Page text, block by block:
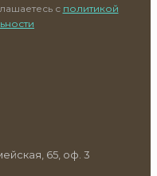
с политикой
65, оф. 3